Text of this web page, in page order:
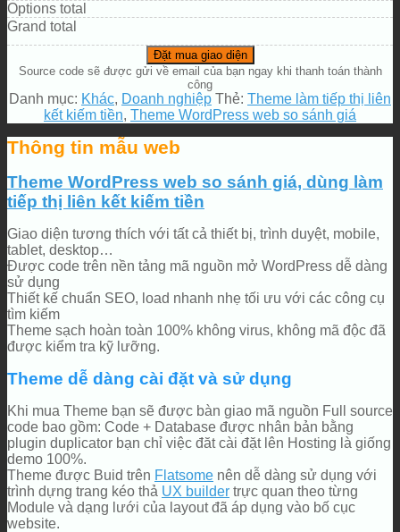
Options total
Grand total
Đặt mua giao diện
Source code sẽ được gửi về email của bạn ngay khi thanh toán thành
công
Danh mục: Khác, Doanh nghiệp Thẻ: Theme làm tiếp thị liên
kết kiếm tiền, Theme WordPress web so sánh giá
Thông tin mẫu web
Theme WordPress web so sánh giá, dùng làm
tiếp thị liên kết kiếm tiền
Giao diện tương thích với tất cả thiết bị, trình duyệt, mobile,
tablet, desktop…
Được code trên nền tảng mã nguồn mở WordPress dễ dàng
sử dụng
Thiết kế chuẩn SEO, load nhanh nhẹ tối ưu với các công cụ
tìm kiếm
Theme sạch hoàn toàn 100% không virus, không mã độc đã
được kiểm tra kỹ lưỡng.
Theme dễ dàng cài đặt và sử dụng
Khi mua Theme bạn sẽ được bàn giao mã nguồn Full source
code bao gồm: Code + Database được nhân bản bằng
plugin duplicator bạn chỉ việc đăt cài đặt lên Hosting là giống
demo 100%.
Theme được Buid trên Flatsome nên dễ dàng sử dụng với
trình dựng trang kéo thả UX builder trực quan theo từng
Module và dạng lưới của layout đã áp dụng vào bố cục
website.